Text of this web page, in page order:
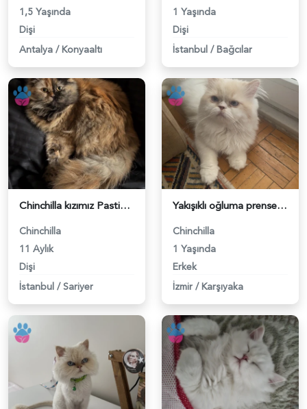
1,5 Yaşında
Dişi
Antalya / Konyaaltı
1 Yaşında
Dişi
İstanbul / Bağcılar
Chinchilla kızımız Pastis için kendi ırkından bir eş arıyoruz - 118982797
Chinchilla
11 Aylık
Dişi
İstanbul / Sariyer
Yakışıklı oğluma prenses arıyorum - 118982720
Chinchilla
1 Yaşında
Erkek
İzmir / Karşıyaka